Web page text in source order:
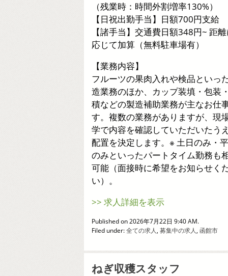
（残業時：時間外割増率130%）
【日祝出勤手当】日額700円支給
【諸手当】交通費日額348円~ 距
応じて加算（無料駐車場有）
【業務内容】
フルーツの果肉入れや検品といっ
造業務のほか、カップ装填・包装
積などの製造補助業務が主なお仕
す。複数の業務がありますが、現
学で内容を確認していただいたう
配置を決定します。※ 土日のみ・
のみといったパートタイム勤務も
可能（面接時に希望をお知らせく
い）。
>> 求人詳細を表示
Published on 2026年7月22日 9:40 AM.
Filed under:全ての求人, 募集中の求人, 函館市
ねぎ収穫スタッフ